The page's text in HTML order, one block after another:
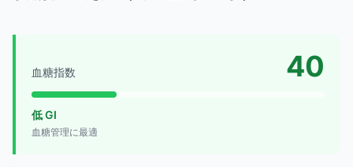
血糖指数 40
低 GI
血糖管理に最適